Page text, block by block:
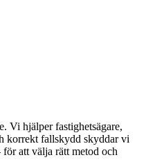
Vi hjälper fastighetsägare,
korrekt fallskydd skyddar vi
att välja rätt metod och